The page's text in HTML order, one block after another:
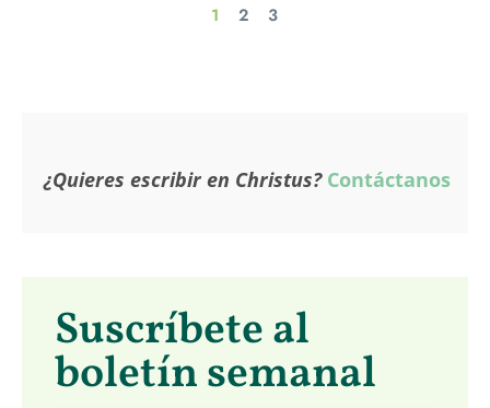
1 2 3
¿Quieres escribir en Christus? Contáctanos
Suscríbete al
boletín semanal